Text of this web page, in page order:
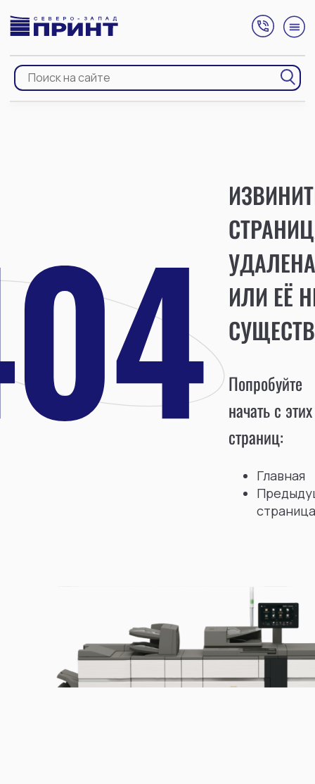
УДАЛЕНА
ИЛИ ЕЁ
Попробуйте
начать с этих
страниц:
Главная
страница